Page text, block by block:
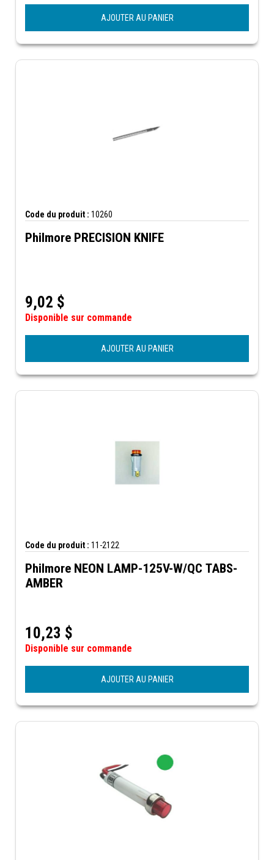
AJOUTER AU PANIER
Code du produit : 10260
Philmore PRECISION KNIFE
9,02 $
Disponible sur commande
AJOUTER AU PANIER
Code du produit : 11-2122
Philmore NEON LAMP-125V-W/QC TABS-
AMBER
10,23 $
Disponible sur commande
AJOUTER AU PANIER